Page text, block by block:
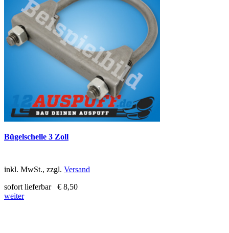
Bügelschelle 3 Zoll
inkl. MwSt., zzgl. Versand
sofort lieferbar
€ 8,50
weiter